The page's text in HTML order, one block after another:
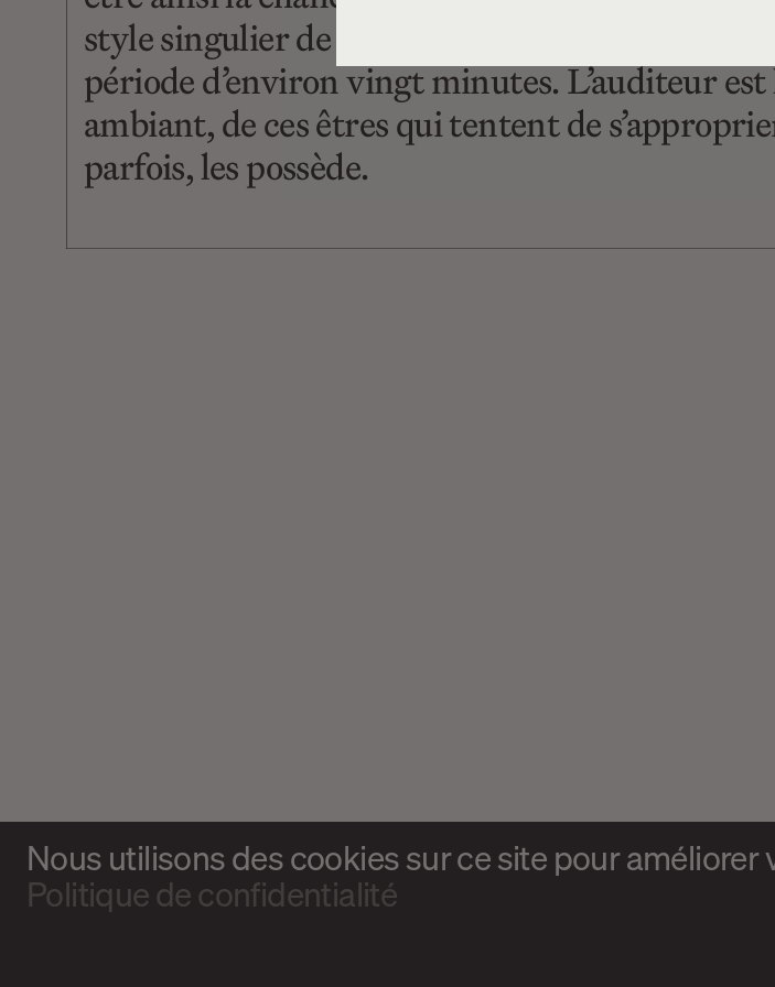
style singulier de chacun a le champ libre, une
période d’environ vingt minutes. L’auditeur
ambiant, de ces êtres qui tentent de
parfois, les possède.
Nous utilisons des cookies sur ce site pour améliorer
Politique de confidentialité